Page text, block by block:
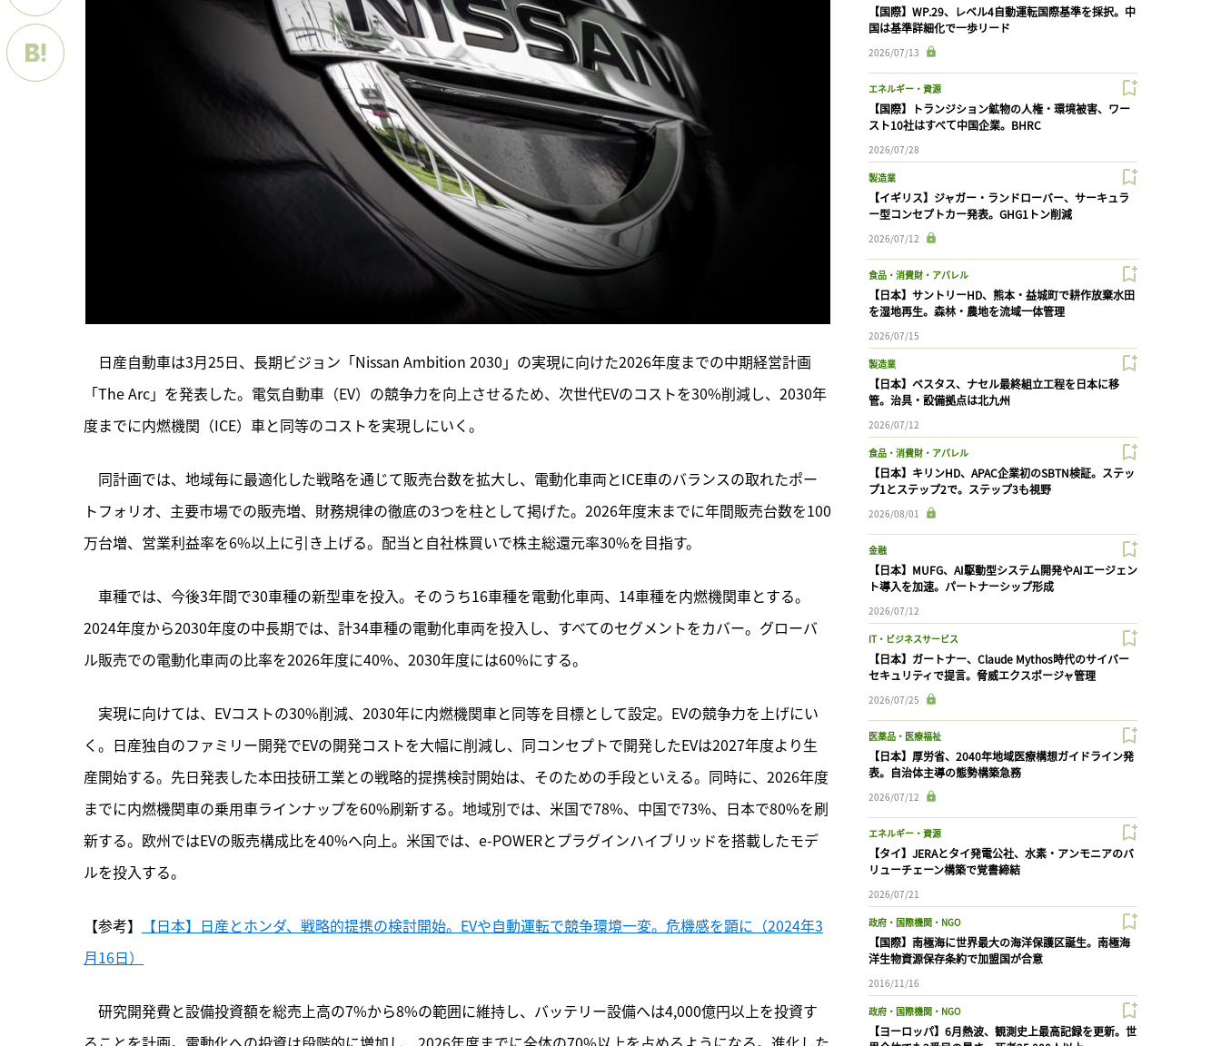
日産自動車は3月25日、長期ビジョン「Nissan Ambition 2030」の実現に向けた2026年度までの中期経営計画
「The Arc」を発表した。電気自動車（EV）の競争力を向上させるため、次世代EVのコストを30%削減し、2030年
度までに内燃機関（ICE）車と同等のコストを実現しにいく。
同計画では、 地域毎に最適化した戦略を通じて販売台数を拡大し、電動化車両とICE車のバランスの取れたポー
トフォリオ、主要市場での販売増、財務規律の徹底の3つを柱として掲げた。2026年度末までに年間販売台数を100
万台増、営業利益率を6%以上に引き上げる。配当と自社株買いで株主総還元率30%を目指す。
車種では、今後3年間で30車種の新型車を投入。そのうち16車種を電動化車両、14車種を内燃機関車とする。
2024年度から2030年度の中長期では、計34車種の電動化車両を投入し、すべてのセグメントをカバー。グローバ
ル販売での電動化車両の比率を2026年度に40%、2030年度には60%にする。
実現に向けては、EVコストの30%削減、2030年に内燃機関車と同等を目標として設定。EVの競争力を上げにい
く。日産独自のファミリー開発でEVの開発コストを大幅に削減し、同コンセプトで開発したEVは2027年度より生
産開始する。先日発表した本田技研工業との戦略的提携検討開始は、そのための手段といえる。同時に、2026年度
までに内燃機関車の乗用車ラインナップを60%刷新する。地域別では、米国で78%、中国で73%、日本で80%を刷
新する。欧州ではEVの販売構成比を40%へ向上。米国では、e-POWERとプラグインハイブリッドを搭載したモデ
ルを投入する。
【参考】
【日本】日産とホンダ、戦略的提携の検討開始。EVや自動運転で競争環境一変。危機感を顕に（2024年3
月16日）
研究開発費と設備投資額を総売上高の7%から8%の範囲に維持し、バッテリー設備へは4,000億円以上を投資す
【国際】WP.29、レベル4自動運転国際基準を採択。中
国は基準詳細化で一歩リード
2026/07/13
エネルギー・資源
【国際】トランジション鉱物の人権・環境被害、ワー
スト10社はすべて中国企業。BHRC
2026/07/28
製造業
【イギリス】ジャガー・ランドローバー、サーキュラ
ー型コンセプトカー発表。GHG1トン削減
2026/07/12
食品・消費財・アパレル
【日本】サントリーHD、熊本・益城町で耕作放棄水田
を湿地再生。森林・農地を流域一体管理
2026/07/15
製造業
【日本】ベスタス、ナセル最終組立工程を日本に移
管。治具・設備拠点は北九州
2026/07/12
食品・消費財・アパレル
【日本】キリンHD、APAC企業初のSBTN検証。ステッ
プ1とステップ2で。ステップ3も視野
2026/08/01
金融
【日本】MUFG、AI駆動型システム開発やAIエージェン
ト導入を加速。パートナーシップ形成
2026/07/12
IT・ビジネスサービス
【日本】ガートナー、Claude Mythos時代のサイバー
セキュリティで提言。脅威エクスポージャ管理
2026/07/25
医薬品・医療福祉
【日本】厚労省、2040年地域医療構想ガイドライン発
表。自治体主導の態勢構築急務
2026/07/12
エネルギー・資源
【タイ】JERAとタイ発電公社、水素・アンモニアのバ
リューチェーン構築で覚書締結
2026/07/21
政府・国際機関・NGO
【国際】南極海に世界最大の海洋保護区誕生。南極海
洋生物資源保存条約で加盟国が合意
2016/11/16
政府・国際機関・NGO
【ヨーロッパ】6月熱波、観測史上最高記録を更新。世